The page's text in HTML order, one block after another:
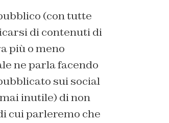
(con tutte
di contenuti di
più o meno
ne parla facendo
sui social
inutile) di non
cui parleremo che